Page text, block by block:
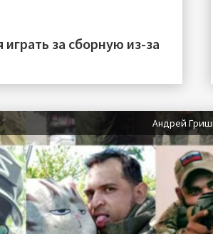
за сборную из-за
Андрей